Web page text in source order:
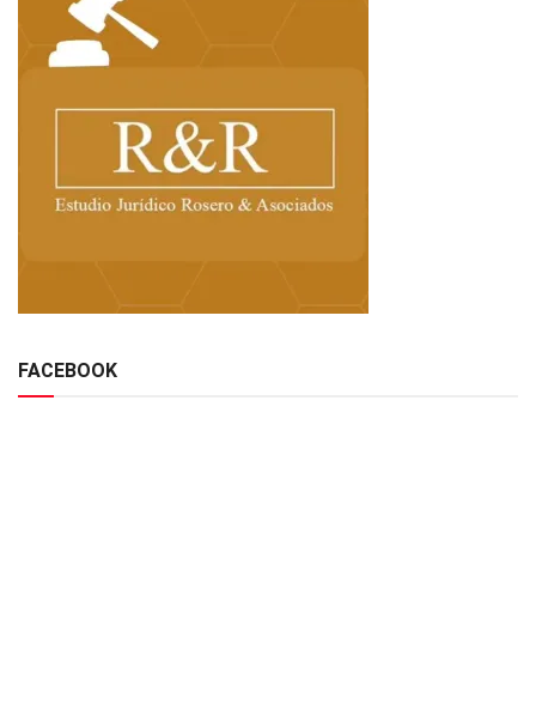
FACEBOOK